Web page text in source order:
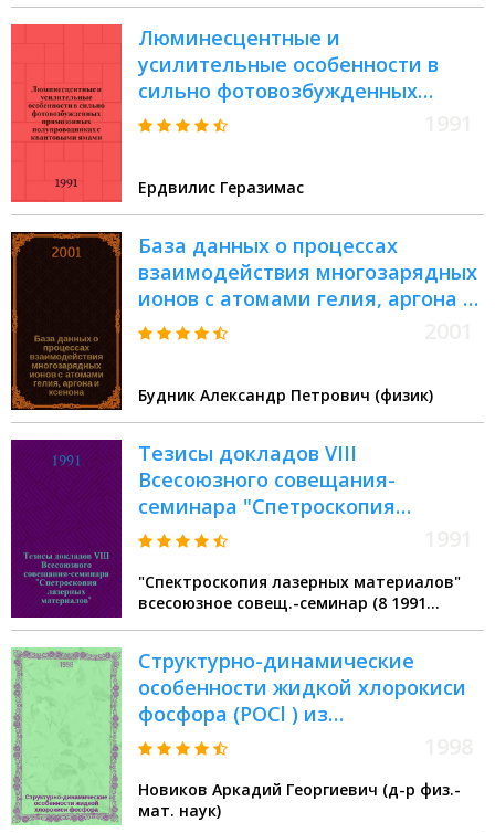
Люминесцентные и
усилительные особенности в
сильно фотовозбужденных
прямозонных полупроводниках с
Ердвилис Геразимас
База данных о процессах
взаимодействия многозарядных
ионов с атомами гелия, аргона и
ксенона
Будник Александр Петрович (физик)
Тезисы докладов VIII
Всесоюзного совещания-
семинара "Спетроскопия
лазерных материалов"
"Спектроскопия лазерных материалов"
всесоюзное совещ.-семинар (8 1991
Структурно-динамические
особенности жидкой хлорокиси
фосфора (POCl ) из
экспериментов по нейтронному
Новиков Аркадий Георгиевич (д-р физ.-
мат. наук)